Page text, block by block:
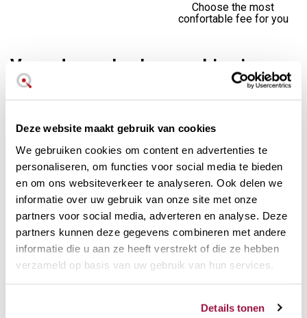
Deze website maakt gebruik van cookies
We gebruiken cookies om content en advertenties te
personaliseren, om functies voor social media te bieden
en om ons websiteverkeer te analyseren. Ook delen we
informatie over uw gebruik van onze site met onze
partners voor social media, adverteren en analyse. Deze
partners kunnen deze gegevens combineren met andere
informatie die u aan ze heeft verstrekt of die ze hebben
verzameld op basis van uw gebruik van hun services.
Details tonen
Choose the most
confortable fee for you
Verander uw keukenmachine in een
citruspers
kun je van je keukenmachine een citruspers maken. Het
2 kegels: klein en groot
Sinaasappel-, grapefruit-, mandarijn-, citroen-, enz.
sap
Compatibel met Cook Expert, 4200 en 5200 XL
Made in France